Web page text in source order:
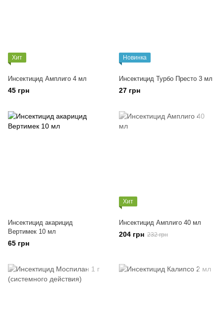
Хит
Инсектицид Амплиго 4 мл
45 грн
Новинка
Инсектицид Турбо Престо 3 мл
27 грн
Инсектицид акарицид
Вертимек 10 мл
65 грн
Хит
Инсектицид Амплиго 40 мл
204 грн 232 грн